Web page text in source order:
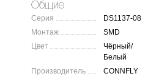
Общие
Серия
DS1137-08
Монтаж
SMD
Цвет
Чёрный/
Белый
Производитель
CONNFLY